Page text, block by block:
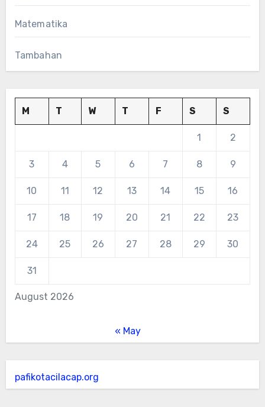
Matematika
Tambahan
August 2026
M T W T F S S
1 2
3 4 5 6 7 8 9
10 11 12 13 14 15 16
17 18 19 20 21 22 23
24 25 26 27 28 29 30
31
« May
pafikotacilacap.org